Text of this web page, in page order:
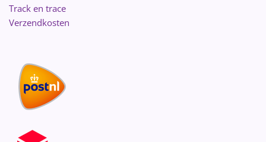
Track en trace
Verzendkosten